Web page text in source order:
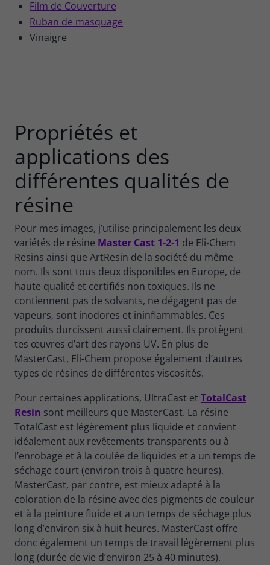
Film de Couverture
Ruban de masquage
Vinaigre
Propriétés et
applications des
différentes qualités de
résine
Pour mes images, j’utilise principalement les deux
variétés de résine Master Cast 1-2-1 de Eli-Chem
Resins ainsi que ArtResin de la société du même
nom. Ils sont tous deux disponibles en Europe, de
haute qualité et certifiés non toxiques. Ils ne
contiennent pas de solvants, ne dégagent pas de
vapeurs, sont inodores et ininflammables. Ces
produits durcissent aussi clairement. Ils protègent
tes œuvres d’art des rayons UV. En plus de
MasterCast, Eli-Chem propose également d’autres
types de résines de différentes viscosités.
Pour certaines applications, UltraCast etTotalCast
Resin sont meilleurs que MasterCast. La résine
TotalCast est légèrement plus liquide et convient
idéalement aux revêtements transparents ou à
l’enrobage et à la coulée de liquides et a un temps de
séchage court (environ trois à quatre heures).
MasterCast, par contre, est mieux adapté à la
coloration de la résine avec des pigments de couleur
et à la peinture fluide et a un temps de séchage plus
long d’environ six à huit heures. MasterCast offre
donc également un temps de travail légèrement plus
long (durée de vie d’environ 25 à 40 minutes).